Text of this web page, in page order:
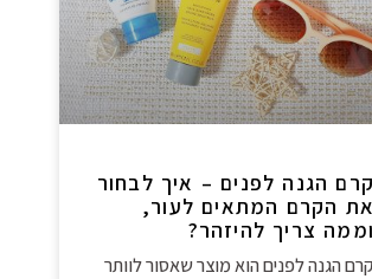
קרם הגנה לפנים – איך לבחור
את הקרם המתאים לעור,
וממה צריך להיזהר?
קרם הגנה לפנים הוא מוצר שאסור לוותר